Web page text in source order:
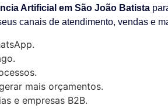
Artificial em São João Batista
canais de atendimento, vendas e
mais orçamentos.
e empresas B2B.